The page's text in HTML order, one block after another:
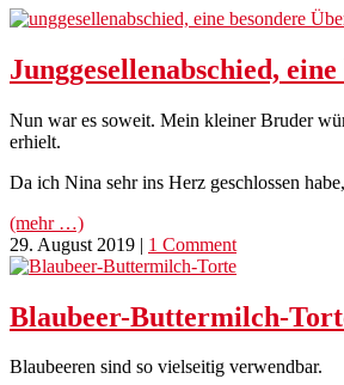
Junggesellenabschied,
Nun war es soweit. Mein kleiner Bruder
erhielt.
Da ich Nina sehr ins Herz geschlossen
(mehr …)
29. August 2019 | 1 Comment
Blaubeer-Buttermilch-
Blaubeeren sind so vielseitig verwendbar.